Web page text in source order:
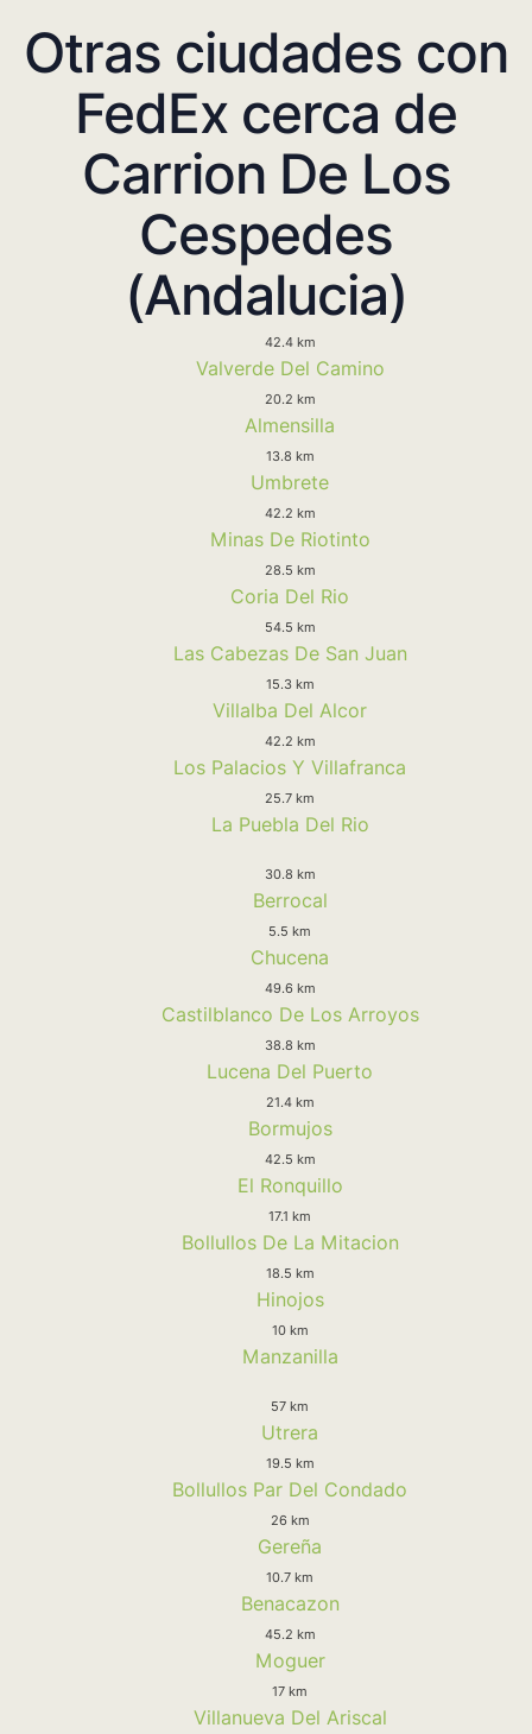
Otras ciudades con
FedEx cerca de
Carrion De Los
Cespedes
(Andalucia)
42.4 km
Valverde Del Camino
20.2 km
Almensilla
13.8 km
Umbrete
42.2 km
Minas De Riotinto
28.5 km
Coria Del Rio
54.5 km
Las Cabezas De San Juan
15.3 km
Villalba Del Alcor
42.2 km
Los Palacios Y Villafranca
25.7 km
La Puebla Del Rio
30.8 km
Berrocal
5.5 km
Chucena
49.6 km
Castilblanco De Los Arroyos
38.8 km
Lucena Del Puerto
21.4 km
Bormujos
42.5 km
El Ronquillo
17.1 km
Bollullos De La Mitacion
18.5 km
Hinojos
10 km
Manzanilla
57 km
Utrera
19.5 km
Bollullos Par Del Condado
26 km
Gereña
10.7 km
Benacazon
45.2 km
Moguer
17 km
Villanueva Del Ariscal